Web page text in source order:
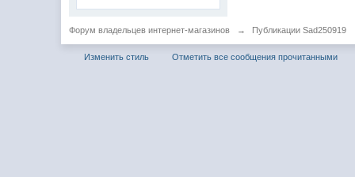
Форум владельцев интернет-магазинов → Публикации Sad250919
Изменить стиль Отметить все сообщения прочитанными